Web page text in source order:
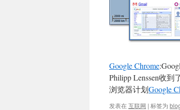
Google Chrome:
Philipp Lenssen收
浏览器计划Google
发表在互联网 | 标签为